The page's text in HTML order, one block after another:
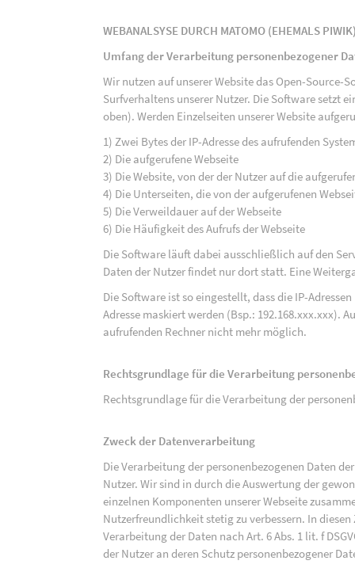
WEBANALSYSE DURCH MATOMO (EHEMALS
Umfang der Verarbeitung personenbezogener
Wir nutzen auf unserer Website das Open-Source-
Surfverhaltens unserer Nutzer. Die Software setzt
oben). Werden Einzelseiten unserer Website
1) Zwei Bytes der IP-Adresse des aufrufenden
2) Die aufgerufene Webseite
3) Die Website, von der der Nutzer auf die
4) Die Unterseiten, die von der aufgerufenen
5) Die Verweildauer auf der Webseite
6) Die Häufigkeit des Aufrufs der Webseite
Die Software läuft dabei ausschließlich auf den
Daten der Nutzer findet nur dort statt. Eine
Die Software ist so eingestellt, dass die IP-
Adresse maskiert werden (Bsp.: 192.168.xxx.xxx).
aufrufenden Rechner nicht mehr möglich.
Rechtsgrundlage für die Verarbeitung
Rechtsgrundlage für die Verarbeitung der
Zweck der Datenverarbeitung
Die Verarbeitung der personenbezogenen Daten
Nutzer. Wir sind in durch die Auswertung der
einzelnen Komponenten unserer Webseite
Nutzerfreundlichkeit stetig zu verbessern. In
Verarbeitung der Daten nach Art. 6 Abs. 1 lit. f
der Nutzer an deren Schutz personenbezogener